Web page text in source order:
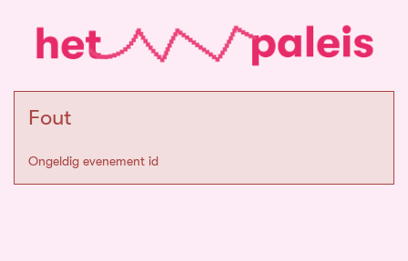
Fout
Ongeldig evenement id